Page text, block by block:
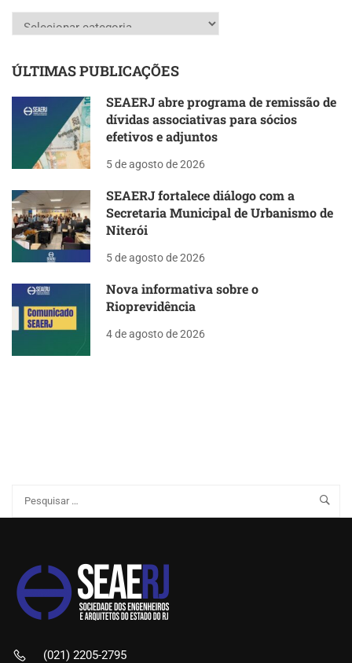
Categorias
ÚLTIMAS PUBLICAÇÕES
SEAERJ abre programa de remissão de
dívidas associativas para sócios
efetivos e adjuntos
5 de agosto de 2026
SEAERJ fortalece diálogo com a
Secretaria Municipal de Urbanismo de
Niterói
5 de agosto de 2026
Nova informativa sobre o
Rioprevidência
4 de agosto de 2026
(021) 2205-2795